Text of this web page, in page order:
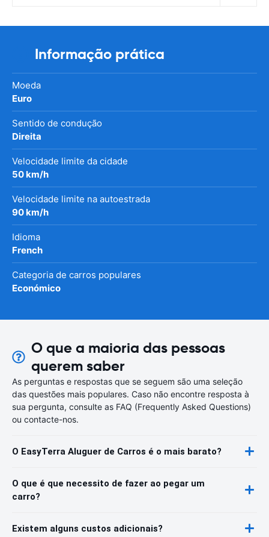
Informação prática
Moeda
Euro
Sentido de condução
Direita
Velocidade limite da cidade
50 km/h
Velocidade limite na autoestrada
90 km/h
Idioma
French
Categoria de carros populares
Económico
O que a maioria das pessoas
querem saber
As perguntas e respostas que se seguem são uma seleção
das questões mais populares. Caso não encontre resposta à
sua pergunta, consulte as FAQ (Frequently Asked Questions)
ou contacte-nos.
O EasyTerra Aluguer de Carros é o mais barato?
O que é que necessito de fazer ao pegar um
carro?
Existem alguns custos adicionais?